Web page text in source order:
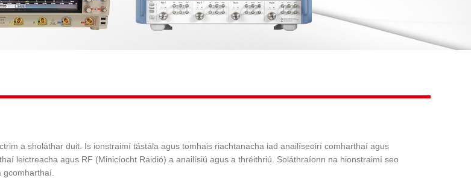
a sholáthar duit. Is ionstraimí tástála agus tomhais riachtanacha iad anailíseoirí comharthaí agus
leictreacha agus RF (Minicíocht Raidió) a anailísiú agus a thréithriú. Soláthraíonn na hionstraimí seo